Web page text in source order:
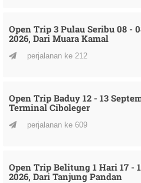
Open Trip 3 Pulau Seribu 08 -
2026, Dari Muara Kamal
perjalanan ke 212
Open Trip Baduy 12 - 13
Terminal Ciboleger
perjalanan ke 609
Open Trip Belitung 1 Hari 17 -
2026, Dari Tanjung Pandan